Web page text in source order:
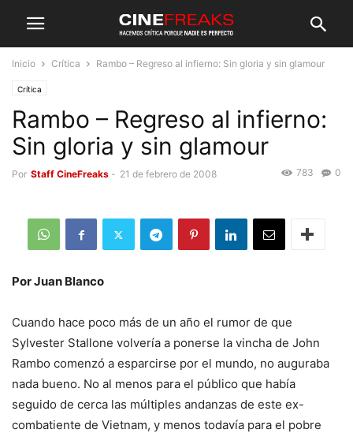
Inicio Crítica Rambo – Regreso al infierno: Sin gloria y sin glamour
Crítica
Rambo – Regreso al infierno:
Sin gloria y sin glamour
Por Staff CineFreaks - 21 de febrero de 2008 0
783
Por Juan Blanco
Cuando hace poco más de un año el rumor de que
Sylvester Stallone volvería a ponerse la vincha de John
Rambo comenzó a esparcirse por el mundo, no auguraba
nada bueno. No al menos para el público que había
seguido de cerca las múltiples andanzas de este ex-
combatiente de Vietnam, y menos todavía para el pobre